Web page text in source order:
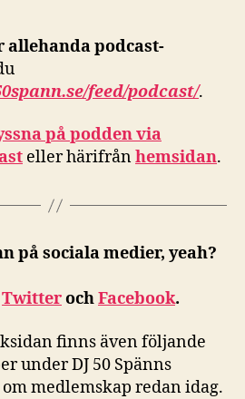
allehanda podcast-
feed/podcast/.
på podden via
eller härifrånhemsidan.
på sociala medier, yeah?
TwitterochFacebook.
finns även följande
under DJ 50 Spänns
medlemskap redan idag.